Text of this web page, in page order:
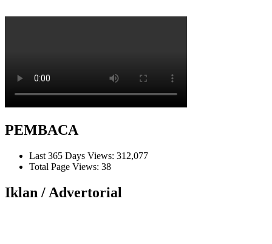
PEMBACA
Last 365 Days Views: 312,077
Total Page Views: 38
Iklan / Advertorial